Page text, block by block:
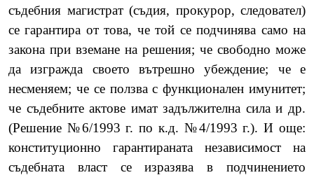
съдебния магистрат (съдия, прокурор, следовател)
се гарантира от това, че той се подчинява само на
закона при вземане на решения; че свободно може
да изгражда своето вътрешно убеждение; че е
несменяем; че се ползва с функционален имунитет;
че съдебните актове имат задължителна сила и др.
(Решение №6/1993 г. по к.д. №4/1993 г.). И още:
конституционно гарантираната независимост на
съдебната власт се изразява в подчинението